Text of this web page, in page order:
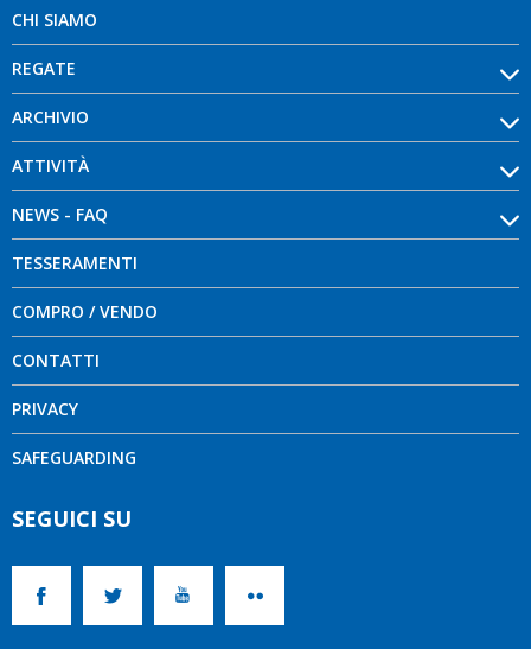
CHI SIAMO
REGATE
ARCHIVIO
ATTIVITÀ
NEWS - FAQ
TESSERAMENTI
COMPRO / VENDO
CONTATTI
PRIVACY
SAFEGUARDING
SEGUICI SU